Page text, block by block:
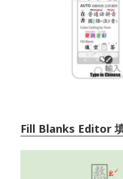
Fill Blanks Editor